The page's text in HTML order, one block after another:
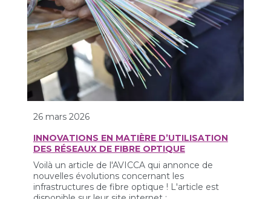
26 mars 2026
INNOVATIONS EN MATIÈRE D’UTILISATION
DES RÉSEAUX DE FIBRE OPTIQUE
Voilà un article de l'AVICCA qui annonce de
nouvelles évolutions concernant les
infrastructures de fibre optique ! L'article est